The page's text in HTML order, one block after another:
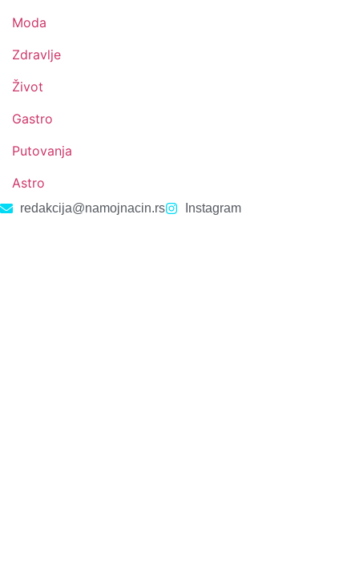
Moda
Zdravlje
Život
Gastro
Putovanja
Astro
redakcija@namojnacin.rs Instagram